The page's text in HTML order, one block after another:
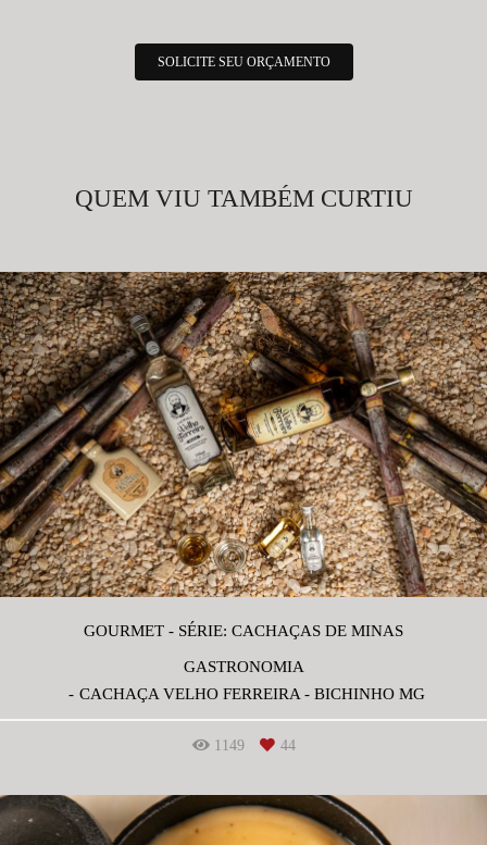
SOLICITE SEU ORÇAMENTO
QUEM VIU TAMBÉM CURTIU
GOURMET - SÉRIE: CACHAÇAS DE MINAS
GASTRONOMIA
CACHAÇA VELHO FERREIRA - BICHINHO MG
1149 44